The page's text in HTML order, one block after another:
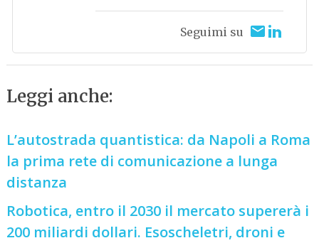
Seguimi su
Leggi anche:
L’autostrada quantistica: da Napoli a Roma
la prima rete di comunicazione a lunga
distanza
Robotica, entro il 2030 il mercato supererà i
200 miliardi dollari. Esoscheletri, droni e